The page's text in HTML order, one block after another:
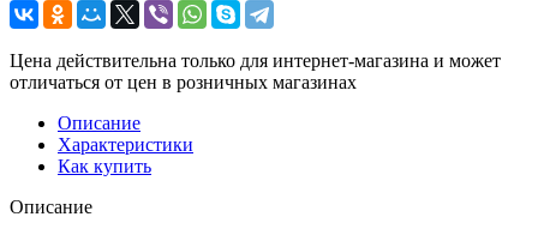
Цена действительна только для интернет-магазина и может
отличаться от цен в розничных магазинах
Описание
Характеристики
Как купить
Описание